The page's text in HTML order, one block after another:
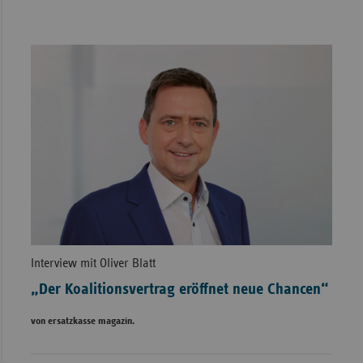
Interview mit Oliver Blatt
„Der Koalitionsvertrag eröffnet neue Chancen“
von ersatzkasse magazin.